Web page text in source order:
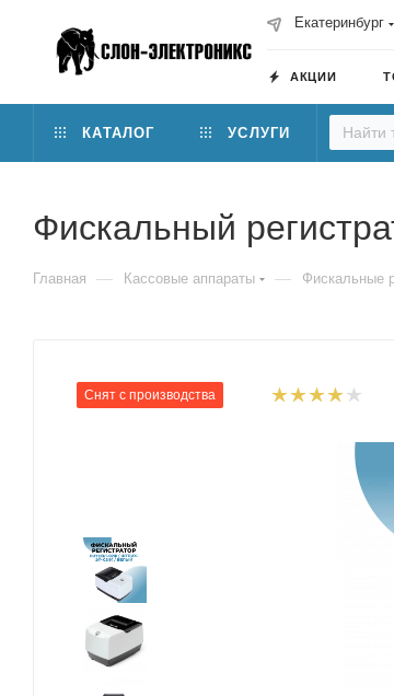
Екатеринбург
АКЦИИ
КАТАЛОГ УСЛУГИ
Фискальный
Главная — Кассовые аппараты — Фискальные
Снят с производства